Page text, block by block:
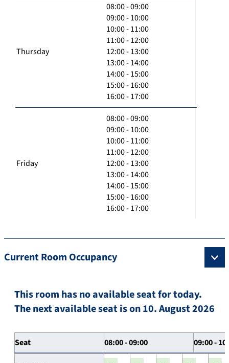
Thursday
08:00 - 09:00
09:00 - 10:00
10:00 - 11:00
11:00 - 12:00
12:00 - 13:00
13:00 - 14:00
14:00 - 15:00
15:00 - 16:00
16:00 - 17:00
Friday
08:00 - 09:00
09:00 - 10:00
10:00 - 11:00
11:00 - 12:00
12:00 - 13:00
13:00 - 14:00
14:00 - 15:00
15:00 - 16:00
16:00 - 17:00
Current Room Occupancy
This room has no available seat for today.
The next available seat is on 10. August 2026
Seat 08:00 - 09:00 09:00 -